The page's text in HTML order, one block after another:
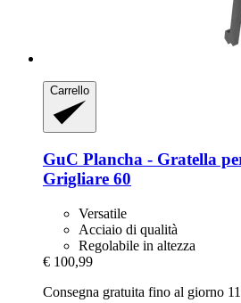
Carrello
GuC Plancha -​ Gratella
Grigliare 60
Versatile
Acciaio di qualità
Regolabile in altezza
€ 100,99
Consegna gratuita fino al giorno